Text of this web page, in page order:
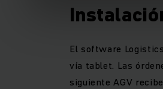
El software
vía tablet. Las
siguiente AGV